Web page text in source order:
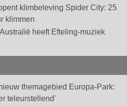
klimbeleving Spider City: 25
klimmen
heeft Efteling-muziek
themagebied Europa-Park:
teleurstellend'